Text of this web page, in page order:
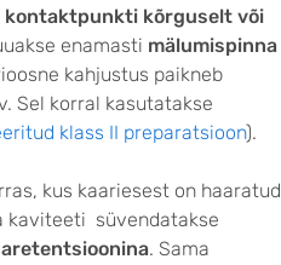
kontaktpunkti kõrguselt või
enamasti mälumispinna
kahjustus paikneb
Sel korral kasutatakse
klass II preparatsioon).
kus kaariesest on haaratud
kaviteeti süvendatakse
. Sama